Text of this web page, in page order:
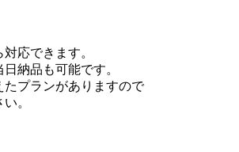
応できます。
納品も可能です。
たプランがありますので
。